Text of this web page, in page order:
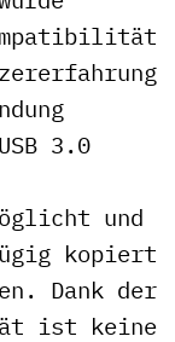
3.0
und
kopiert
Dank der
ist keine